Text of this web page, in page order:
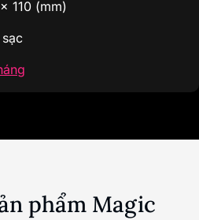
x 110 (mm)
sạc
phẩm Magic